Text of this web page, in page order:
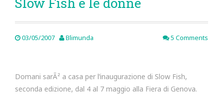
03/05/2007 Blimunda 5 Comments
Domani sarÃ² a casa per l’inaugurazione di Slow Fish,
seconda edizione, dal 4 al 7 maggio alla Fiera di Genova.